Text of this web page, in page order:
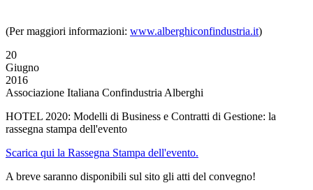
(Per maggiori informazioni: www.alberghiconfindustria.it)
20
Giugno
2016
Associazione Italiana Confindustria Alberghi
HOTEL 2020: Modelli di Business e Contratti di Gestione: la
rassegna stampa dell'evento
Scarica qui la Rassegna Stampa dell'evento.
A breve saranno disponibili sul sito gli atti del convegno!